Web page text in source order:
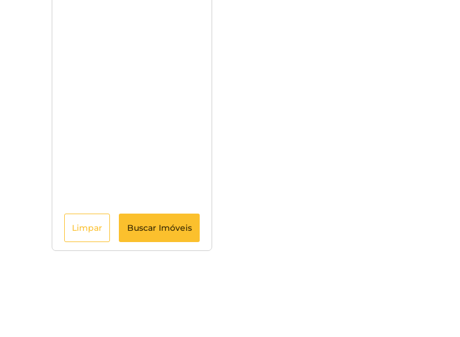
Limpar Buscar Imóveis